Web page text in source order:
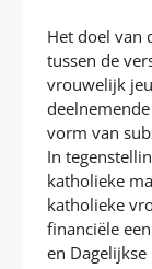
Het doel van
tussen de
vrouwelijk
vorm van
In
katholieke
katholieke
financiële
en